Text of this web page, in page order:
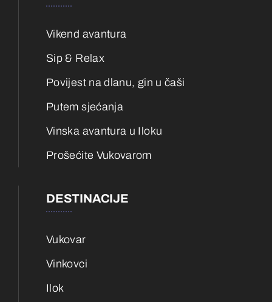
Vikend avantura
Sip & Relax
Povijest na dlanu, gin u čaši
Putem sjećanja
Vinska avantura u Iloku
Prošećite Vukovarom
DESTINACIJE
Vukovar
Vinkovci
Ilok